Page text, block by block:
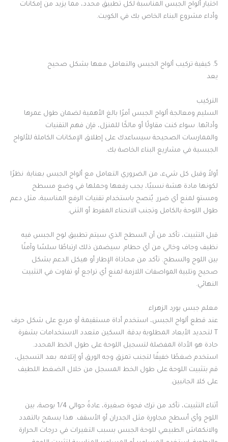
اختيار ألواح الجبس المناسبة لكل تطبيق محدد، مما يزيد من إمكانات
وأداء مشروع البناء الخاص بك في الكويت.
5. كيفية تركيب ألواح الجبس والتعامل معها بشكل صحيح
يعد
التركيب
السليم ومعالجة ألواح الجبس أمرًا بالغ الأهمية لضمان طول عمرها
وأدائها. سواء كنت مقاولًا أو مالكًا للمنزل، فإن فهم التقنيات
والممارسات الصحيحة سيساعدك على إطلاق الإمكانات الكاملة للألواح
الجبسية في مشاريع البناء الخاصة بك.
أولاً وقبل كل شيء، من الضروري التعامل مع ألواح الجبس بعناية. نظرًا
لكونها مادة هشة نسبيًا، يجب رفعها وحملها في وضع مسطح
ومستوٍ لمنع أي ضرر. يُنصح باستخدام تقنيات الرفع المناسبة، مثل دعم
طول اللوحة بالكامل وتجنب الانحناء المفرط أو الثني.
قبل التثبيت، تأكد من أن السطح الذي سيتم تطبيق لوح الجبس فيه
نظيف وجاف وخالي من أي حطام. سيضمن ذلك ارتباطًا سلسًا وآمنًا
بين اللوح والسطح. تأكد من محاذاة الإطار أو هيكل الدعم بشكل
صحيح وتلبية المواصفات اللازمة لمنع أي تراجع أو تفاوت في التثبيت
النهائي.
معلم جبس بورد الزهراء
عند قطع ألواح الجبس، استخدم أداة مستقيمة أو مربع على شكل حرف
T لتحديد الأبعاد المطلوبة بدقة. السكين متعدد الاستخدامات بشفرة
حادة هو الأداة المفضلة لتسجيل اللوحة على طول الخط المحدد.
استخدم ضغطًا خفيفًا لتجنب تمزق وجه الورق أو إتلافه. بعد التسجيل،
قم بتثبيت اللوحة على طول الخط المسجل من خلال الضغط اللطيف
على كلا الجانبين.
أثناء التثبيت، تأكد من ترك فجوة صغيرة، عادةً حوالي 1/4 بوصة، بين
اللوح وأي أسطح مجاورة مثل الجدران أو الأسقف. هذا يسمح بالتمدد
والانكماش الطبيعي للوحة الجبس بسبب التغيرات في درجات الحرارة